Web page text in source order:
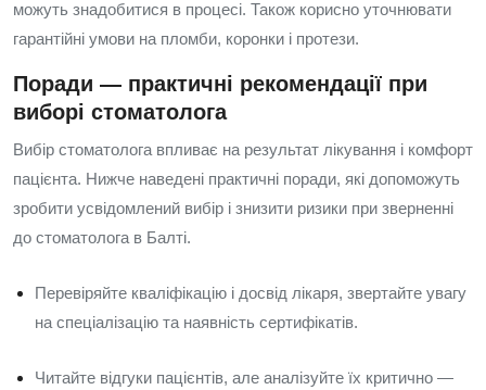
можуть знадобитися в процесі. Також корисно уточнювати
гарантійні умови на пломби, коронки і протези.
Поради — практичні рекомендації при
виборі стоматолога
Вибір стоматолога впливає на результат лікування і комфорт
пацієнта. Нижче наведені практичні поради, які допоможуть
зробити усвідомлений вибір і знизити ризики при зверненні
до стоматолога в Балті.
Перевіряйте кваліфікацію і досвід лікаря, звертайте увагу
на спеціалізацію та наявність сертифікатів.
Читайте відгуки пацієнтів, але аналізуйте їх критично —